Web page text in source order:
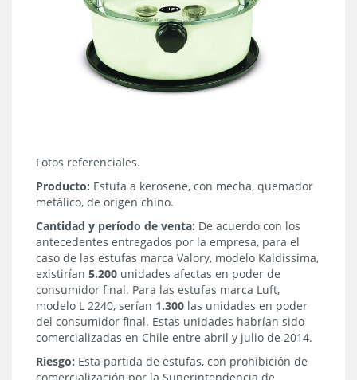
Fotos referenciales.
Producto: Estufa a kerosene, con mecha, quemador
metálico, de origen chino.
Cantidad y período de venta: De acuerdo con los
antecedentes entregados por la empresa, para el
caso de las estufas marca Valory, modelo Kaldissima,
existirían 5.200 unidades afectas en poder de
consumidor final. Para las estufas marca Luft,
modelo L 2240, serían 1.300 las unidades en poder
del consumidor final. Estas unidades habrían sido
comercializadas en Chile entre abril y julio de 2014.
Riesgo: Esta partida de estufas, con prohibición de
comercialización por la Superintendencia de